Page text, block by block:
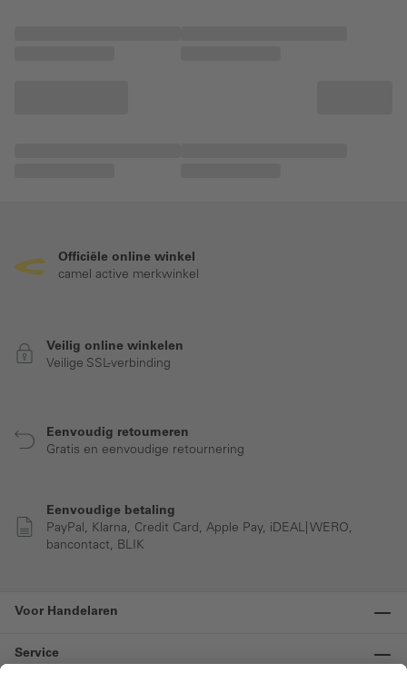
Officiële online winkel
camel active merkwinkel
Veilig online winkelen
Veilige SSL-verbinding
Eenvoudig retourneren
Gratis en eenvoudige retournering
Eenvoudige betaling
PayPal, Klarna, Credit Card, Apple Pay, iDEAL| WERO,
bancontact, BLIK
Voor Handelaren
Service